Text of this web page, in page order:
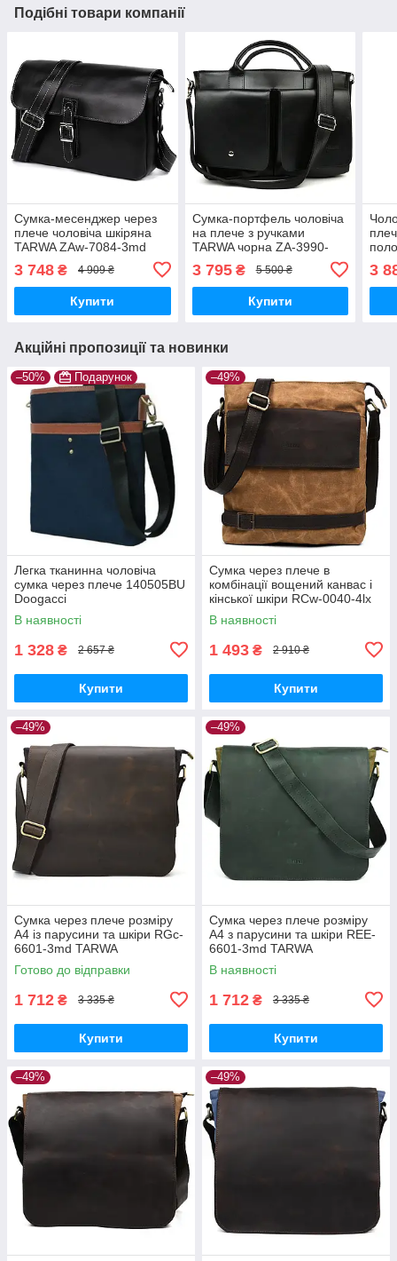
Подібні товари компанії
Сумка-месенджер через
плече чоловіча шкіряна
TARWA ZAw-7084-3md
3 748 ₴ 4 909 ₴
Купити
Сумка-портфель чоловіча
на плече з ручками
TARWA чорна ZA-3990-
3 795₴ 5 500 ₴
Купити
3md
3
Акційні пропозиції та новинки
–50% Подарунок
Легка тканинна чоловіча
сумка через плече 140505BU
Doogacci
В наявності
1 328 ₴ 2 657 ₴
Купити
–49%
Сумка через плече в
комбінації вощений канвас і
кінської шкіри RCw-0040-4lx
TARWA
В наявності
1 493 ₴ 2 910 ₴
Купити
–49%
Сумка через плече розміру
А4 із парусини та шкіри RGc-
6601-3md TARWA
Готово до відправки
1 712 ₴ 3 335 ₴
Купити
–49%
Сумка через плече розміру
А4 з парусини та шкіри REE-
6601-3md TARWA
В наявності
1 712 ₴ 3 335 ₴
Купити
–49% –49%